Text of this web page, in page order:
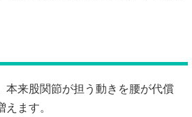
本来股関節が担う動きを腰が代償
ます。